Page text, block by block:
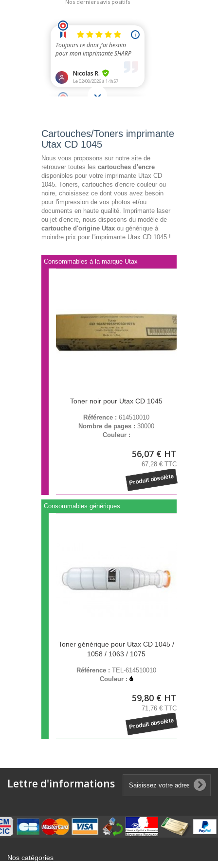
Cartouches/Toners imprimante
Utax CD 1045
Nous vous proposons sur notre site de
retrouver toutes les cartouches d'encre
disponibles pour votre imprimante Utax CD
1045. Toners, cartouches d'encre couleur ou
noire, choisissez ce dont vous avez besoin
pour l'impression de vos photos et/ou
documents en haute qualité. Imprimante laser
ou jet d'encre, nous disposons du modèle de
cartouche d'origine Utax ou générique à
moindre prix pour l'imprimante Utax CD 1045 !
Consommables à la marque Utax
Toner noir pour Utax CD 1045
Référence : 614510010
Nombre de pages : 30000
Couleur :
56,07 € HT
67,28 € TTC
Produit obsolète
Consommables génériques
Toner générique pour Utax CD 1045 /
1058 / 1063 / 1075
Référence : TEL-614510010
Couleur :
59,80 € HT
71,76 € TTC
Produit obsolète
Lettre d'informations
Nos catégories